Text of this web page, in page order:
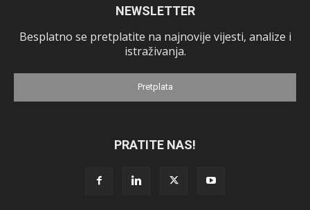
NEWSLETTER
Besplatno se pretplatite na najnovije vijesti, analize i
istraživanja.
Pretplata
PRATITE NAS!